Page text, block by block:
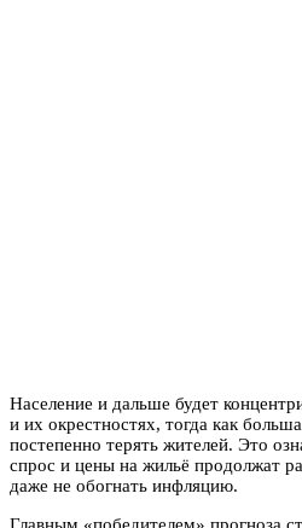
Население и дальше будет
и их окрестностях, тогда как
постепенно терять жителей. Это
спрос и цены на жильё продолжат
даже не обогнать инфляцию.